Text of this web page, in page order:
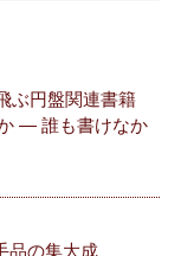
ぶ円盤関連書籍
― 誰も書けなか
品の集大成